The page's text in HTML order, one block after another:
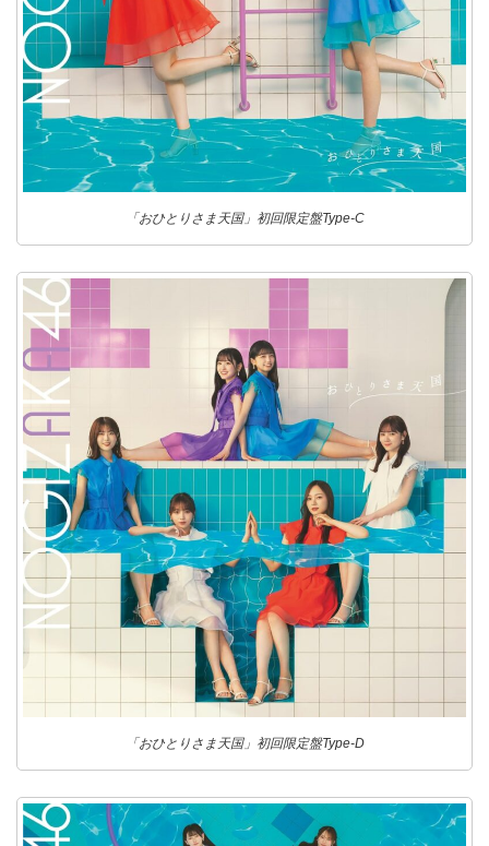
「おひとりさま天国」初回限定盤Type-C
「おひとりさま天国」初回限定盤Type-D